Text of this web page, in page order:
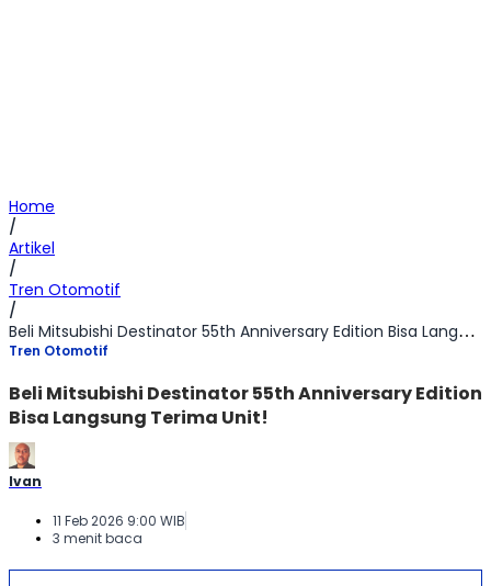
Home
/
Artikel
/
Tren Otomotif
/
Beli Mitsubishi Destinator 55th Anniversary Edition Bisa Langsung Terima Unit!
Tren Otomotif
Beli Mitsubishi Destinator 55th Anniversary Edition
Bisa Langsung Terima Unit!
Ivan
11 Feb 2026 9:00 WIB
3 menit baca